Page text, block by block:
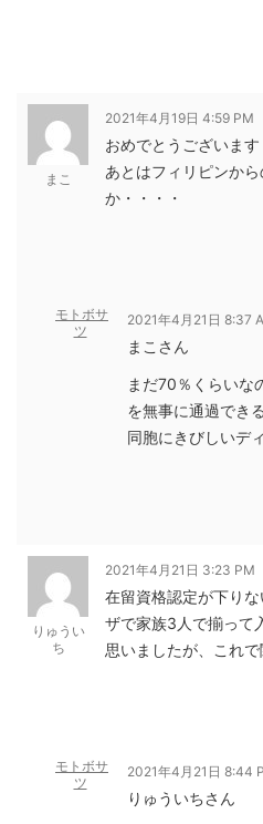
まこ
2021年4月19日 4:59 PM
おめでとうございます
あとはフィリピンか
か・・・・
モトボサ
ツ
2021年4月21日 8:37
まこさん
まだ70％くらいな
を無事に通過でき
同胞にきびしいデ
りゅうい
ち
2021年4月21日 3:23 PM
在留資格認定が下り
ザで家族3人で揃って
思いましたが、これで
モトボサ
ツ
2021年4月21日 8:44
りゅういちさん